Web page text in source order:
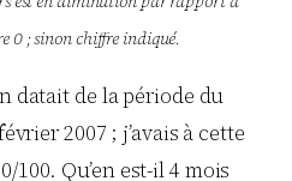
0 ; sinon chiffre indiqué.
datait de la période du
2007 ; j’avais à cette
100. Qu’en est-il 4 mois